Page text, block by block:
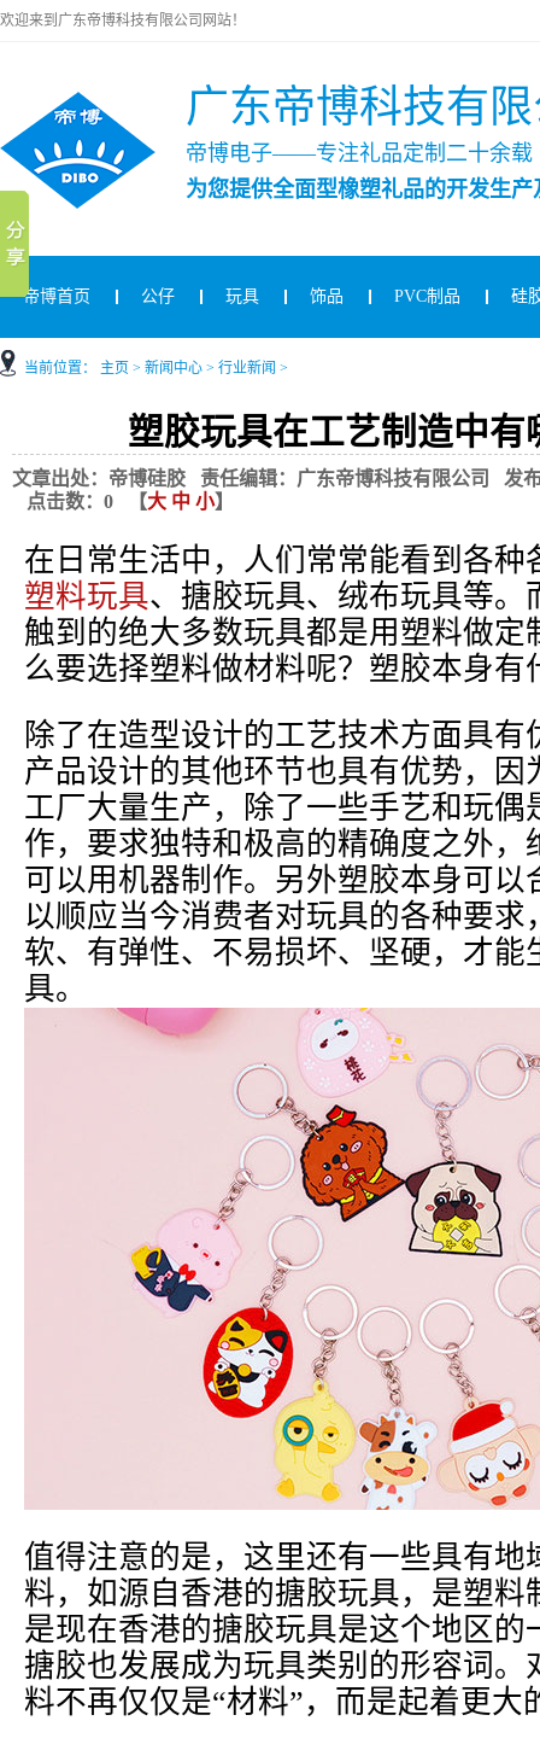
欢迎来到广东帝博科技有限公司网站！
广东帝博科技有
帝博电子——专注礼品定制二十余载
为您提供全面型橡塑礼品的开发生产
帝博首页 公仔 玩具 饰品 PVC制品 硅
当前位置： 主页 > 新闻中心 > 行业新闻 >
塑胶玩具在工艺制造中有
文章出处：帝博硅胶 责任编辑：广东帝博科技有限公司 发布
点击数： 0 【大 中 小】
在日常生活中，人们常常能看到各种
塑料玩具、搪胶玩具、绒布玩具等。
触到的绝大多数玩具都是用塑料做定
么要选择塑料做材料呢？塑胶本身有
除了在造型设计的工艺技术方面具有
产品设计的其他环节也具有优势，因
工厂大量生产，除了一些手艺和玩偶
作，要求独特和极高的精确度之外，
可以用机器制作。另外塑胶本身可以
以顺应当今消费者对玩具的各种要求
软、有弹性、不易损坏、坚硬，才能
具。
值得注意的是，这里还有一些具有地
料，如源自香港的搪胶玩具，是塑料
是现在香港的搪胶玩具是这个地区的
搪胶也发展成为玩具类别的形容词。
料不再仅仅是“材料”，而是起着更大